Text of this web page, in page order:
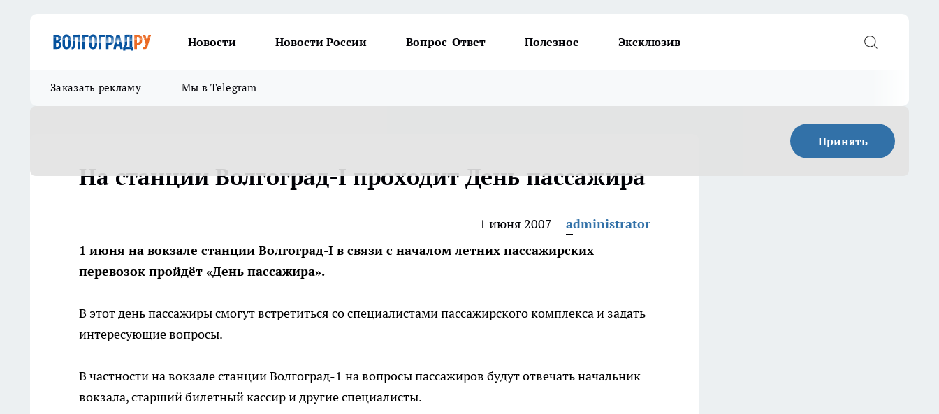
Новости Новости России Вопрос-Ответ Полезное Эксклюзив
Заказать рекламу Мы в Telegram
Принять
На станции Волгоград-I проходит День пассажира
1 июня 2007
administrator
1 июня на вокзале станции Волгоград-I в связи с началом летних пассажирских
перевозок пройдёт «День пассажира».
В этот день пассажиры смогут встретиться со специалистами пассажирского комплекса и задать
интересующие вопросы.
В частности на вокзале станции Волгоград-1 на вопросы пассажиров будут отвечать начальник
вокзала, старший билетный кассир и другие специалисты.